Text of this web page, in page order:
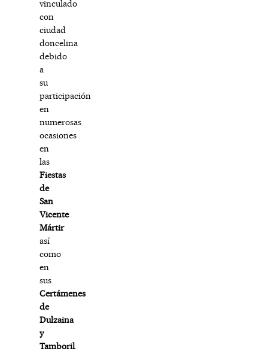
vinculado
con
ciudad
doncelina
debido
a
su
participación
en
numerosas
ocasiones
en
las
Fiestas
de
San
Vicente
Mártir
así
como
en
sus
Certámenes
de
Dulzaina
y
Tamboril.